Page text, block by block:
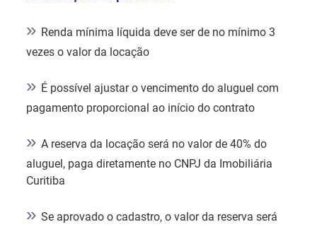
» Renda mínima líquida deve ser de no mínimo 3
vezes o valor da locação
» É possível ajustar o vencimento do aluguel com
pagamento proporcional ao início do contrato
»A reserva da locação será no valor de 40% do
aluguel, paga diretamente no CNPJ da Imobiliária
Curitiba
»Se aprovado o cadastro, o valor da reserva será